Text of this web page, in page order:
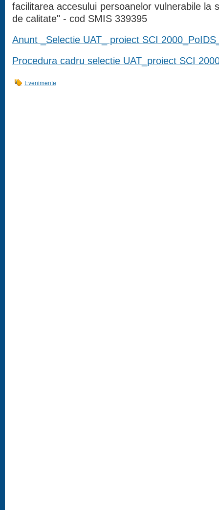
facilitarea accesului persoanelor vulnerabile la
de calitate" - cod SMIS 339395
Anunt _Selectie UAT_ proiect SCI
Procedura cadru selectie UAT_proiect SCI
Evenimente